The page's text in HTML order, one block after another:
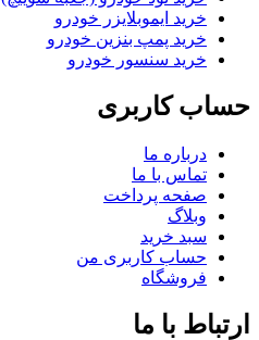
خرید ایموبلایزر خودرو
خرید پمپ بنزین خودرو
خرید سنسور خودرو
حساب کاربری
درباره ما
تماس با ما
صفحه پرداخت
وبلاگ
سبد خرید
حساب کاربری من
فروشگاه
ارتباط با ما